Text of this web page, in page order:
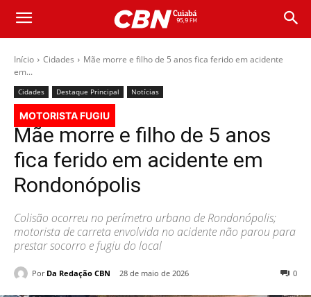
Início Cidades
Mãe morre e filho de 5 anos fica ferido em acidente
em...
Cidades Destaque Principal Notícias
MOTORISTA FUGIU
Mãe morre e filho de 5 anos
fica ferido em acidente em
Rondonópolis
Colisão ocorreu no perímetro urbano de Rondonópolis;
motorista de carreta envolvida no acidente não parou para
prestar socorro e fugiu do local
Por Da Redação CBN 28 de maio de 2026 0